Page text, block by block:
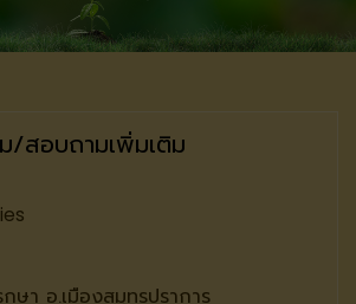
/สอบถามเพิ่มเติม
ษา อ.เมืองสมุทรปราการ